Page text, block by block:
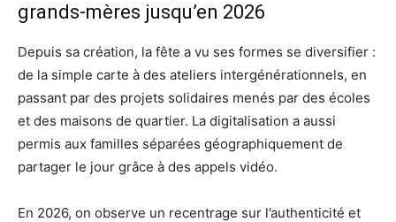
grands-mères jusqu’en 2026
Depuis sa création, la fête a vu ses formes se diversifier :
de la simple carte à des ateliers intergénérationnels, en
passant par des projets solidaires menés par des écoles
et des maisons de quartier. La digitalisation a aussi
permis aux familles séparées géographiquement de
partager le jour grâce à des appels vidéo.
En 2026, on observe un recentrage sur l’authenticité et